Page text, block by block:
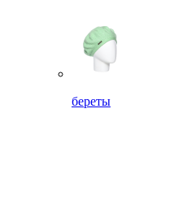
береты